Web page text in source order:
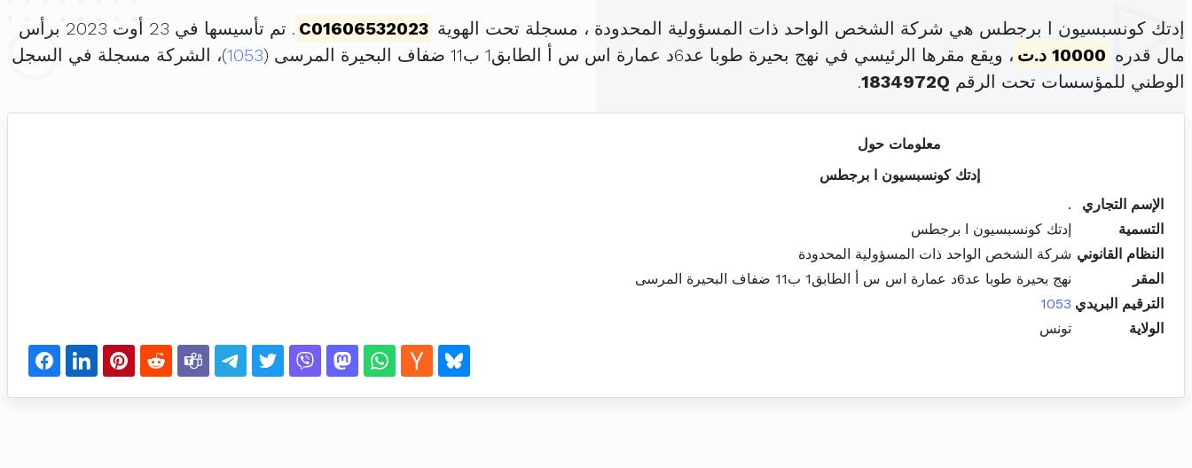
إدتك كونسبسيون ا برجطس هي شركة الشخص الواحد ذات المسؤولية المحدودة ، مسجلة تحت الهوية C01606532023
. تم تأسيسها في 23 أوت 2023 برأس
مال قدره 10000 د.ت ، ويقع مقرها الرئيسي في نهج بحيرة طوبا عد6د عمارة اس س أ الطابق1 ب11 ضفاف البحيرة المرسى ( 1053)، الشركة مسجلة في السجل
الوطني للمؤسسات تحت الرقم 1834972Q
.
معلومات حول
إدتك كونسبسيون ا برجطس
الإسم التجاري
.
التسمية
إدتك كونسبسيون ا برجطس
النظام القانوني شركة الشخص الواحد ذات المسؤولية المحدودة
المقر
نهج بحيرة طوبا عد6د عمارة اس س أ الطابق1 ب11 ضفاف البحيرة المرسى
الترقيم البريدي 1053
الولاية
تونس